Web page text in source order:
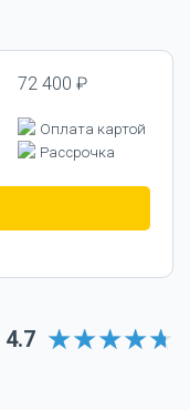
72 400 ₽
Оплата картой
Рассрочка
4.7